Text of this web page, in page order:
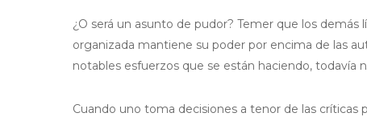
¿O será un asunto de pudor? Temer que los
organizada mantiene su poder por encima de las
notables esfuerzos que se están haciendo, todavía
Cuando uno toma decisiones a tenor de las críticas